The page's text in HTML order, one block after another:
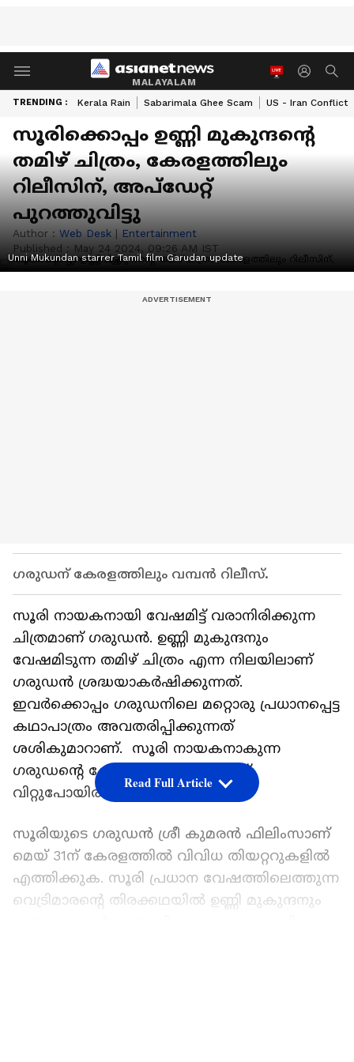
MALAYALAM
TRENDING : Kerala Rain Sabarimala Ghee Scam US - Iran Conflict
സൂരിക്കൊപ്പം ഉണ്ണി മുകുന്ദന്റെ
തമിഴ് ചിത്രം, കേരളത്തിലും
റിലീസിന്, അപ്‍ഡേറ്റ്
പുറത്തുവിട്ടു
Author : Web Desk | Entertainment
Published : May 24 2024, 09:26 AM IST
Unni Mukundan starrer Tamil film Garudan update
ഗരുഡന് കേരളത്തിലും വമ്പൻ റിലീസ്.
സൂരി നായകനായി വേഷമിട്ട് വരാനിരിക്കുന്ന
ചിത്രമാണ് ഗരുഡൻ. ഉണ്ണി മുകുന്ദനും
വേഷമിടുന്ന തമിഴ് ചിത്രം എന്ന നിലയിലാണ്
ഗരുഡൻ ശ്രദ്ധയാകര്‍ഷിക്കുന്നത്.
ഇവര്‍ക്കൊപ്പം ഗരുഡനിലെ മറ്റൊരു പ്രധാനപ്പെട്ട
കഥാപാത്രം അവതരിപ്പിക്കുന്നത്
ശശികുമാറാണ്. സൂരി നായകനാകുന്ന
ഗരുഡന്റെ കേരള തിയറ്റര്‍ റൈറ്റ്‍സ്
വിറ്റുപോയിരിക്കുകയാണ്
സൂരിയുടെ ഗരുഡൻ ശ്രീ കുമരൻ ഫിലിംസാണ്
മെയ്‍ 31ന് കേരളത്തില്‍ വിവിധ തിയറ്ററുകളില്‍
എത്തിക്കുക. സൂരി പ്രധാന വേഷത്തിലെത്തുന്ന
വെട്രിമാരന്റെ തിരക്കഥയില്‍ ഉണ്ണി മുകുന്ദനും
Read Full Article